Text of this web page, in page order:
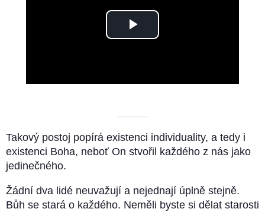
Play
––––––––––
Takový postoj popírá existenci individuality, a tedy i
existenci Boha, neboť On stvořil každého z nás jako
jedinečného.
Žádní dva lidé neuvažují a nejednají úplně stejně.
Bůh se stará o každého. Neměli byste si dělat starosti